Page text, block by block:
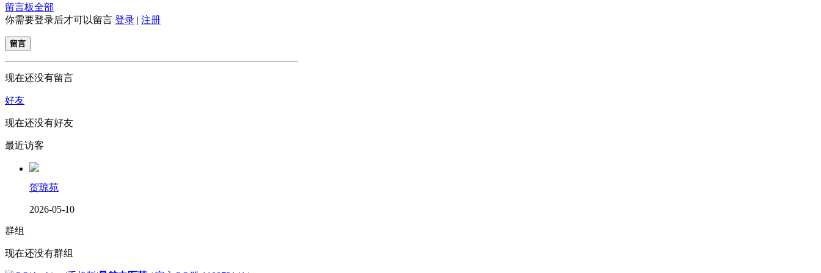
留言板全部
你需要登录后才可以留言 登录 | 注册
留言
现在还没有留言
好友
现在还没有好友
最近访客
贺琼苑
2026-05-10
群组
现在还没有群组